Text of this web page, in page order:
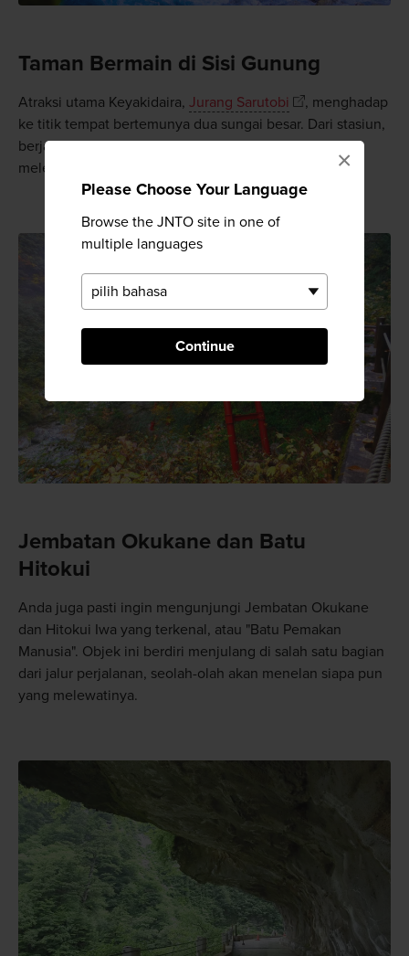
Please Choose Your Language
Browse the JNTO site in one of
multiple languages
Continue
×
Taman Bermain di Sisi Gunung
Atraksi utama Keyakidaira, Jurang Sarutobi
, menghadap
ke titik tempat bertemunya dua sungai besar. Dari stasiun,
berjalanlah mengikuti jalur tepi sungai yang indah
melewati area terbuka di tengah hutan yang sejuk.
Jembatan Okukane dan Batu
Hitokui
Anda juga pasti ingin mengunjungi Jembatan Okukane
dan Hitokui Iwa yang terkenal, atau "Batu Pemakan
Manusia". Objek ini berdiri menjulang di salah satu bagian
dari jalur perjalanan, seolah-olah akan menelan siapa pun
yang melewatinya.